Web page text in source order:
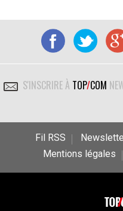
S'INSCRIRE À TOP/COM
Fil RSS
Mentions légales